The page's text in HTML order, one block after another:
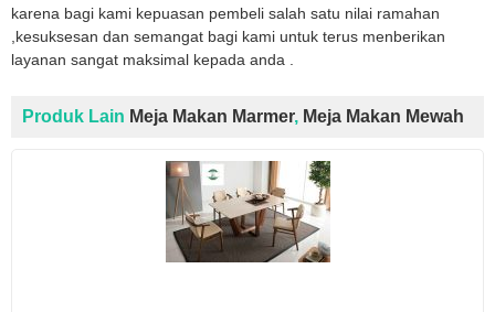
karena bagi kami kepuasan pembeli salah satu nilai ramahan
,kesuksesan dan semangat bagi kami untuk terus menberikan
layanan sangat maksimal kepada anda .
Produk Lain Meja Makan Marmer, Meja Makan Mewah